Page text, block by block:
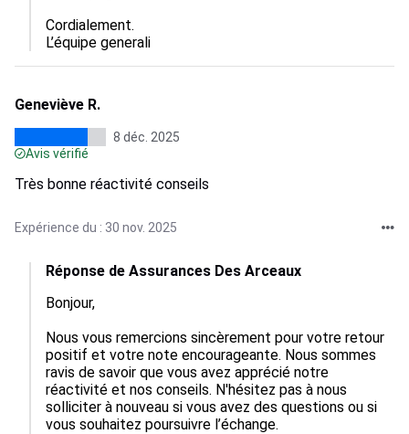
Cordialement.
L’équipe generali
Geneviève R.
8 déc. 2025
Avis vérifié
Très bonne réactivité conseils
Expérience du : 30 nov. 2025
Réponse de Assurances Des Arceaux
Bonjour,
Nous vous remercions sincèrement pour votre retour
positif et votre note encourageante. Nous sommes
ravis de savoir que vous avez apprécié notre
réactivité et nos conseils. N'hésitez pas à nous
solliciter à nouveau si vous avez des questions ou si
vous souhaitez poursuivre l’échange.